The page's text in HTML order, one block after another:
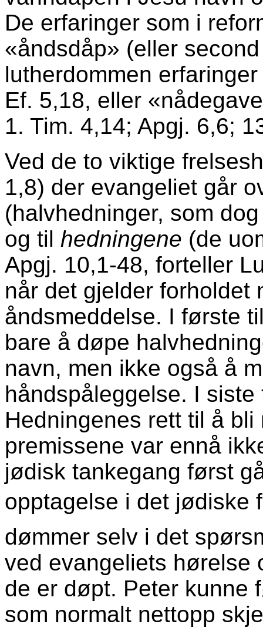
De erfaringer som i
«åndsdåp» (eller
lutherdommen
Ef. 5,18, eller
1. Tim. 4,14; Apgj. 6,6;
Ved de to viktige
1,8) der evan­geliet går
(halvhedninger, som
og til hedningene (de
Apgj. 10,1-48, forteller
når det gjelder for­holdet
åndsmeddelse. I første
bare å døpe
navn, men ikke også å
hånds­påleggelse. I
Hedningenes rett til å
pre­missene var ennå
jødisk tankegang først
oppta­gelse i det jødiske
dømmer selv i det
ved evan­geliets hørelse
de er døpt. Peter kunne
som normalt nettopp